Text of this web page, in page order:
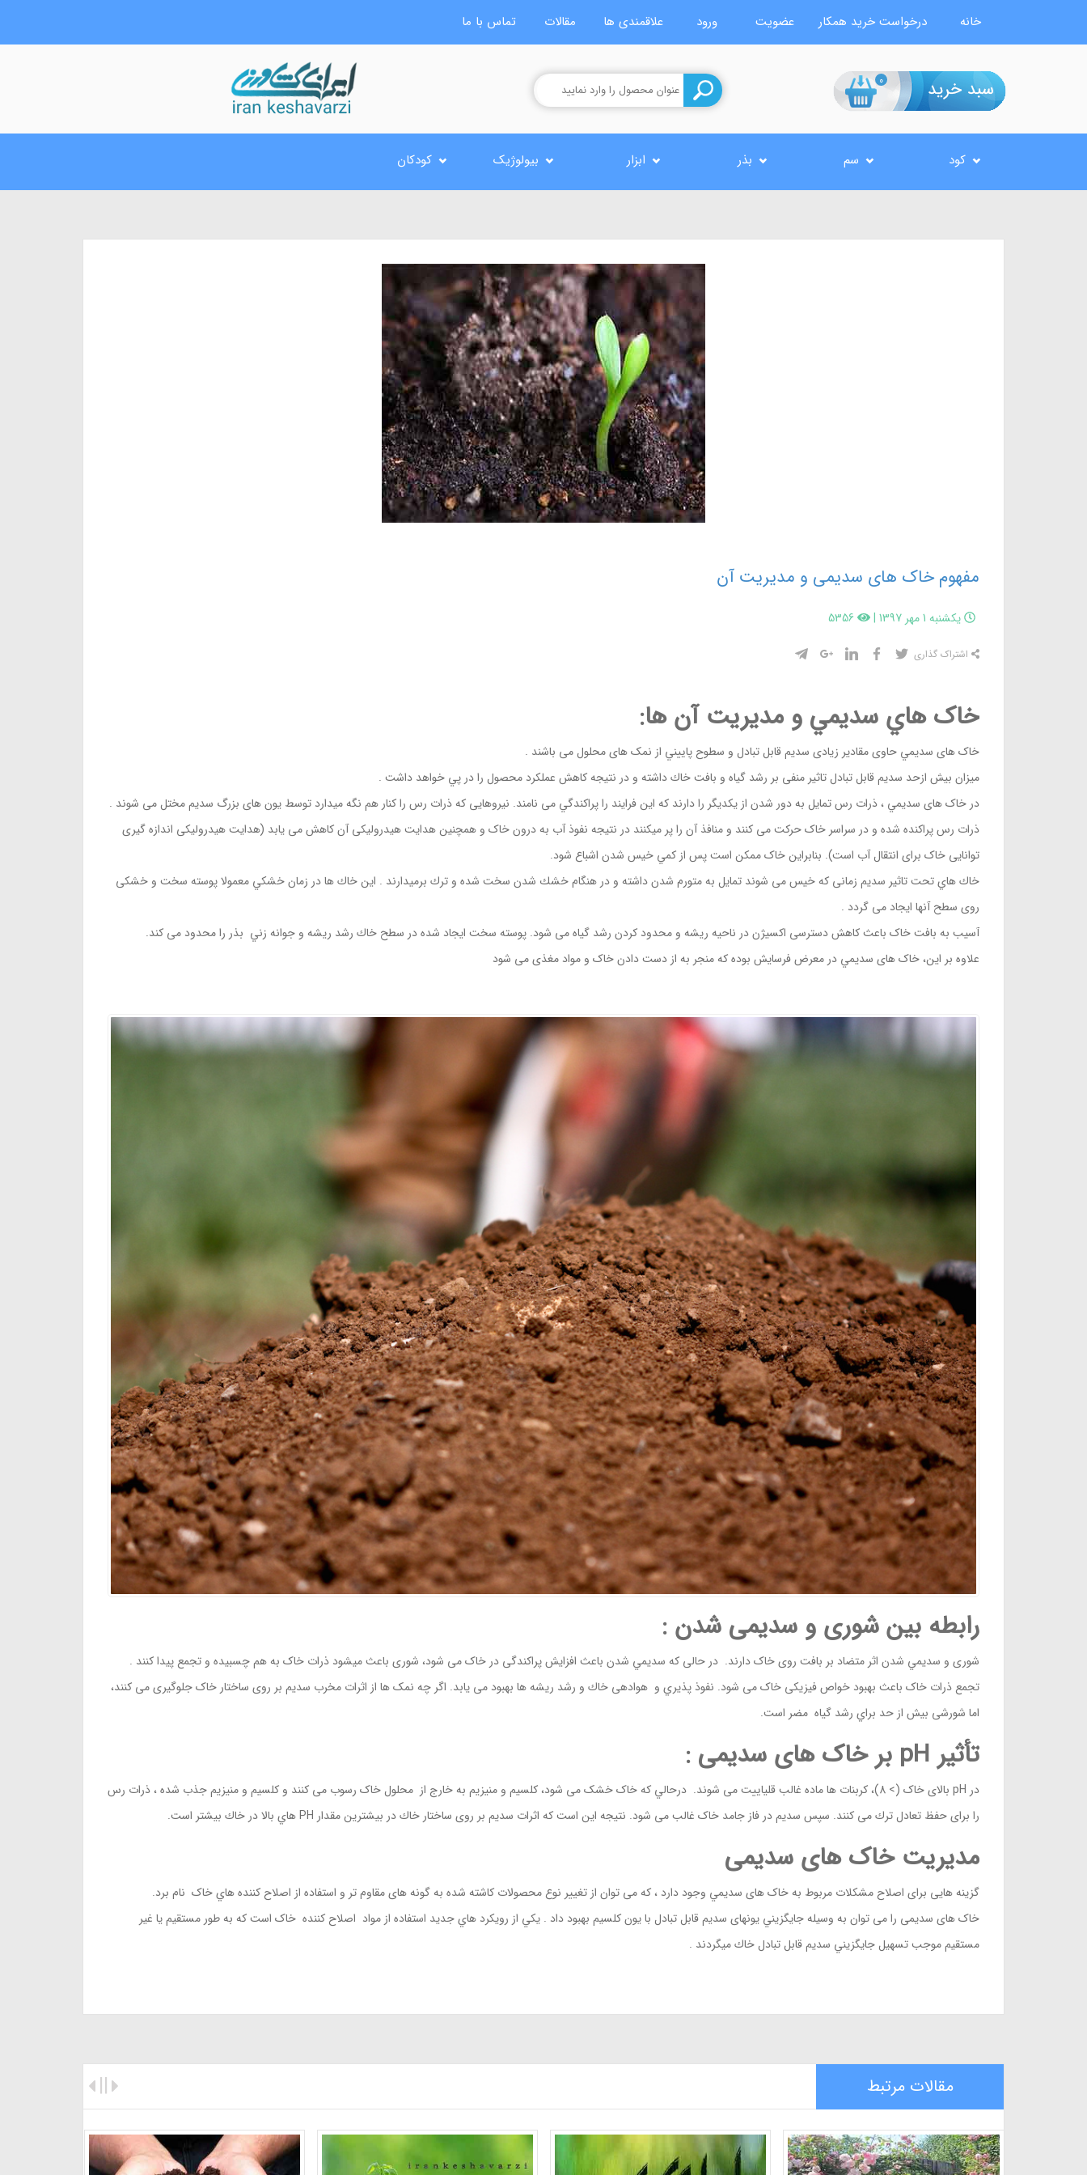
تماس با ما مقالات علاقمندی ها ورود عضویت درخواست خرید همکار خانه
0
کود سم بذر ابزار بیولوژیک کودکان
مفهوم خاک های سدیمی و مدیریت آن
یکشنبه 1 مهر 1397 |
5356
اشتراک گذاری
خاک هاي سديمي و مدیریت آن ها:
خاک های سديمي حاوی مقادير زیادی سدیم قابل تبادل و سطوح پاییني از نمک های محلول می باشند .
میزان بيش ازحد سدیم قابل تبادل تاثیر منفی بر رشد گیاه و بافت خاك داشته و در نتیجه کاهش عملکرد محصول را در پي خواهد داشت .
در خاک های سديمي ، ذرات رس تمایل به دور شدن از یکدیگر را دارند که این فرایند را پراكندگي می نامند. نیروهایی که ذرات رس را كنار هم نگه ميدارد توسط یون های بزرگ سدیم مختل می شوند .
ذرات رس پراکنده شده و در سراسر خاک حرکت می کنند و منافذ آن را پر ميكنند در نتیجه نفوذ آب به درون خاک و همچنین هدایت هیدرولیکی آن کاهش می یابد (هدایت هیدرولیکی اندازه گیری
توانایی خاک برای انتقال آب است). بنابراین خاک ممکن است پس از كمي خیس شدن اشباع شود.
خاك هاي تحت تاثیر سدیم زمانی كه خیس می شوند تمايل به متورم شدن داشته و در هنگام خشك شدن سخت شده و ترك برميدارند . اين خاك ها در زمان خشكي معمولا پوسته سخت و خشکی
روی سطح آنها ايجاد می گردد .
آسیب به بافت خاک باعث کاهش دسترسی اکسیژن در ناحیه ریشه و محدود کردن رشد گیاه می شود. پوسته سخت ايجاد شده در سطح خاك رشد ریشه و جوانه زني بذر را محدود می کند.
علاوه بر این، خاک های سدیمي در معرض فرسایش بوده که منجر به از دست دادن خاک و مواد مغذی می شود
رابطه بین شوری و سدیمی شدن :
شوری و سدیمي شدن اثر متضاد بر بافت روی خاک دارند. در حالی که سدیمي شدن باعث افزایش پراکندگی در خاک می شود، شوری باعث ميشود ذرات خاک به هم چسبيده و تجمع پيدا كنند .
تجمع ذرات خاک باعث بهبود خواص فیزیکی خاک می شود. نفوذ پذيري و هوادهی خاك و رشد ریشه ها بهبود می یابد. اگر چه نمک ها از اثرات مخرب سدیم بر روی ساختار خاک جلوگیری می کنند،
اما شورشی بیش از حد براي رشد گیاه مضر است.
تأثیر pH بر خاک های سدیمی :
در pH بالای خاک (> 8)، کربنات ها ماده غالب قلیاییت می شوند. درحالي که خاک خشک می شود، کلسیم و منیزیم به خارج از محلول خاک رسوب می کنند و کلسیم و منیزیم جذب شده ، ذرات رس
را برای حفظ تعادل ترك می کنند. سپس سدیم در فاز جامد خاک غالب می شود. نتیجه این است که اثرات سدیم بر روی ساختار خاك در بیشترین مقدار PH هاي بالا در خاك بیشتر است.
مدیریت خاک های سدیمی
گزینه هایی برای اصلاح مشکلات مربوط به خاک های سدیمي وجود دارد ، که می توان از تغییر نوع محصولات کاشته شده به گونه های مقاوم تر و استفاده از اصلاح كننده هاي خاک نام برد.
خاک های سدیمی را می توان به وسیله جایگزیني یونهای سدیم قابل تبادل با یون کلسیم بهبود داد . يكي از رویکرد هاي جديد استفاده از مواد اصلاح كننده خاک است که به طور مستقیم یا غیر
مستقیم موجب تسهيل جایگزیني سدیم قابل تبادل خاك ميگردند .
مقالات مرتبط